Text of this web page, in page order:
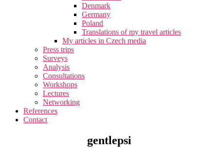
Denmark
Germany
Poland
Translations of my travel articles
My articles in Czech media
Press trips
Surveys
Analysis
Consultations
Workshops
Lectures
Networking
References
Contact
gentlepsi